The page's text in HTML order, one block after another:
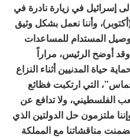
إسرائيل في زيارة نادرة في
الأول (أكتوبر)، وأننا نعمل بشكل وثيق
المستدام للمساعدات
أوضح الرئيس، مراراً
حياة المدنيين أثناء النزاع
التي ارتكبت فظائع
الفلسطيني، ولا تدافع عن
ملتزمون حل الدولتين الذي
مناقشاتنا مع المملكة